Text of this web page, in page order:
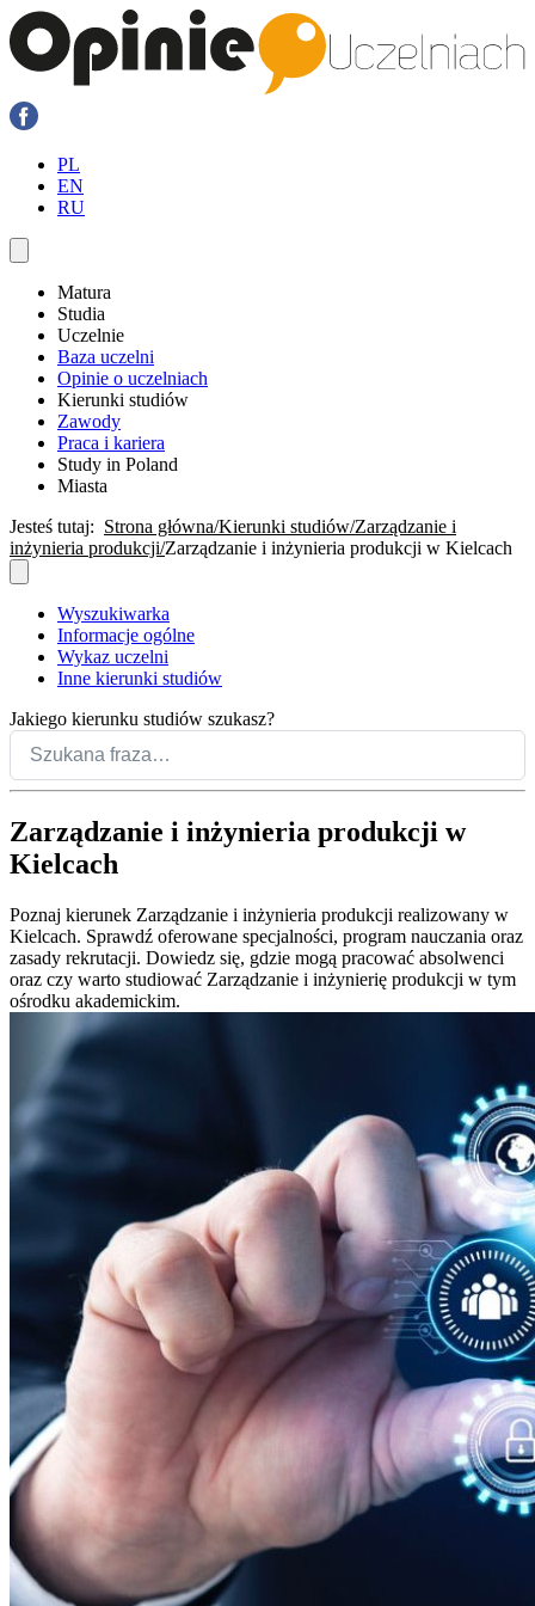
PL
EN
RU
Matura
Studia
Uczelnie
Baza uczelni
Opinie o uczelniach
Kierunki studiów
Zawody
Praca i kariera
Study in Poland
Miasta
Jesteś tutaj: Strona główna Kierunki studiów Zarządzanie i
inżynieria produkcji Zarządzanie i inżynieria produkcji w Kielcach
Wyszukiwarka
Informacje ogólne
Wykaz uczelni
Inne kierunki studiów
Jakiego kierunku studiów szukasz?
Zarządzanie i inżynieria produkcji w
Kielcach
Poznaj kierunek Zarządzanie i inżynieria produkcji realizowany w
Kielcach. Sprawdź oferowane specjalności, program nauczania oraz
zasady rekrutacji. Dowiedz się, gdzie mogą pracować absolwenci
oraz czy warto studiować Zarządzanie i inżynierię produkcji w tym
ośrodku akademickim.